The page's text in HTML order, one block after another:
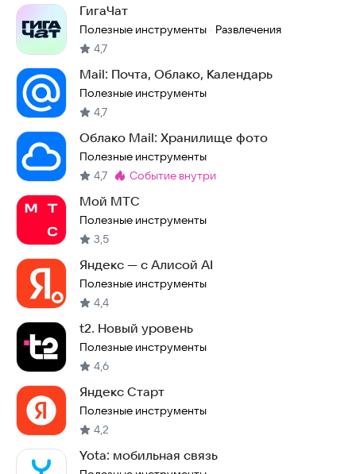
ГигаЧат
Полезные инструменты · Развлечения
4,7
Mail: Почта, Облако, Календарь
Полезные инструменты
4,7
Облако Mail: Хранилище фото
Полезные инструменты
4,7 Метка:
событие внутри
Мой МТС
Полезные инструменты
3,5
Яндекс — с Алисой AI
Полезные инструменты
4,4
t2. Новый уровень
Полезные инструменты
4,6
Яндекс Старт
Полезные инструменты
4,2
Yota: мобильная связь